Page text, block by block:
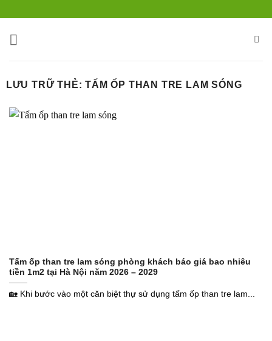
nội
LƯU TRỮ THẺ:TẤM ỐP THAN TRE LAM SÓNG
Tấm ốp than tre lam sóng phòng khách báo giá bao nhiêu
tiền 1m2 tại Hà Nội năm 2026 – 2029
🏡 Khi bước vào một căn biệt thự sử dụng tấm ốp than tre lam...